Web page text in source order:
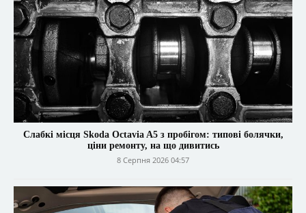
Слабкі місця Skoda Octavia A5 з пробігом: типові болячки,
ціни ремонту, на що дивитись
8 Серпня 2026 04:57